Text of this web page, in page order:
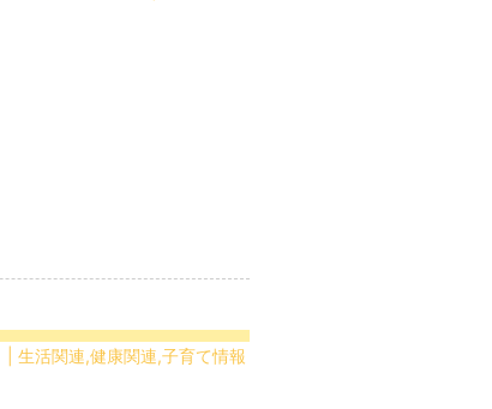
生活関連,健康関連,子育て情報